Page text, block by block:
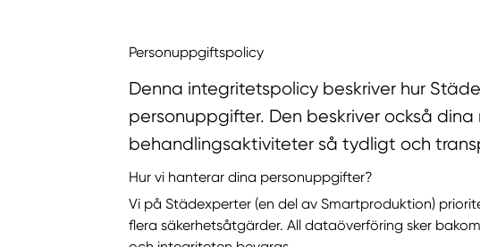
Personuppgiftspolicy
Denna integritetspolicy beskriver hur
personuppgifter. Den beskriver också
behandlingsaktiviteter så tydligt och
Hur vi hanterar dina personuppgifter?
Vi på Städexperter (en del av Smartproduktion)
flera säkerhetsåtgärder. All dataöverföring sker